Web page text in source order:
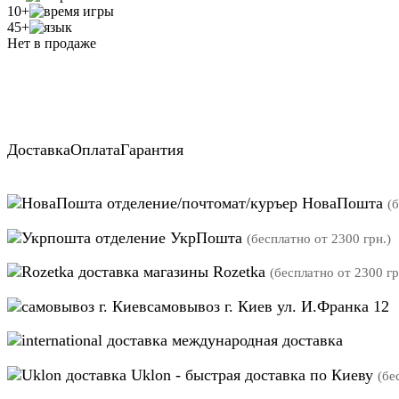
10+
45+
Нет в продаже
ДоставкаОплатаГарантия
отделение/почтомат/куръер НоваПошта
отделение УкрПошта (бесплатно от 2300 грн.)
магазины Rozetka (бесплатно от 2300
самовывоз г. Киев ул. И.Франка 12
международная доставка
Uklon - быстрая доставка по Киеву